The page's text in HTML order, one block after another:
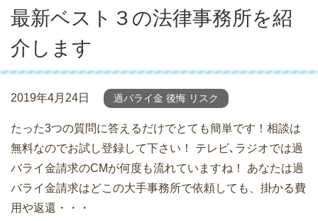
最新ベスト３の法律事務所を紹
介します
2019年4月24日 過バライ金 後悔 リスク
たった3つの質問に答えるだけでとても簡単です！相談は
無料なのでお試し登録して下さい！ テレビ､ラジオでは過
バライ金請求のCMが何度も流れていますね！ あなたは過
バライ金請求はどこの大手事務所で依頼しても、掛かる費
用や返還・・・